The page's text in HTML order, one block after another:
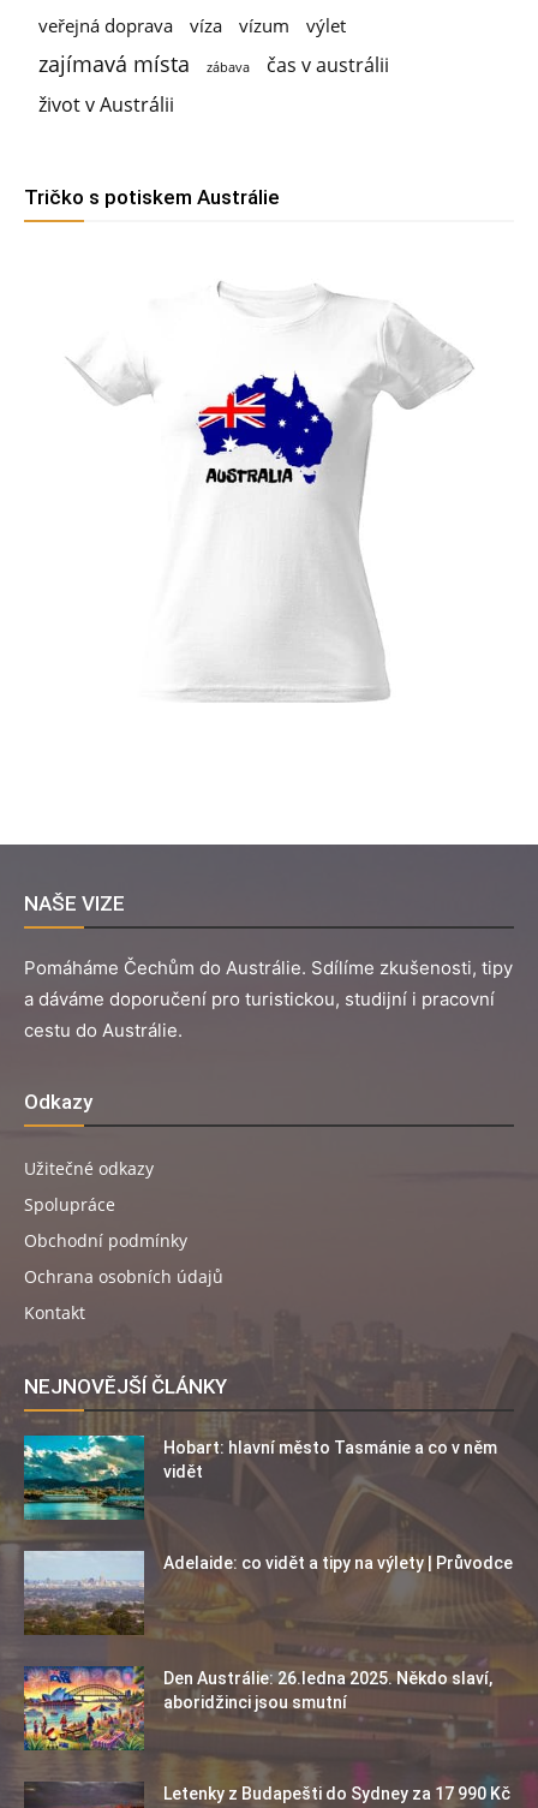
veřejná doprava víza vízum výlet
zajímavá místa zábava
čas v austrálii
život v Austrálii
Tričko s potiskem Austrálie
NAŠE VIZE
Pomáháme Čechům do Austrálie. Sdílíme zkušenosti, tipy
a dáváme doporučení pro turistickou, studijní i pracovní
cestu do Austrálie.
Odkazy
Užitečné odkazy
Spolupráce
Obchodní podmínky
Ochrana osobních údajů
Kontakt
NEJNOVĚJŠÍ ČLÁNKY
Hobart: hlavní město Tasmánie a co v něm
vidět
Adelaide: co vidět a tipy na výlety | Průvodce
Den Austrálie: 26.ledna 2025. Někdo slaví,
aboridžinci jsou smutní
Letenky z Budapešti do Sydney za 17 990 Kč